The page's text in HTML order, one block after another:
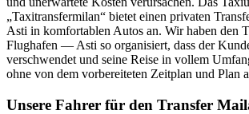
„Taxitransfermilan“ bietet einen privaten
Asti in komfortablen Autos an. Wir haben den
Flughafen — Asti so organisiert, dass der
verschwendet und seine Reise in vollem
ohne von dem vorbereiteten Zeitplan und Plan
Unsere Fahrer für den Transfer